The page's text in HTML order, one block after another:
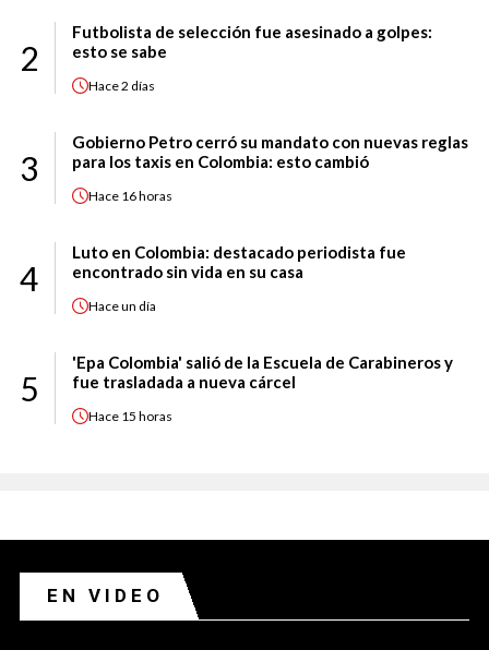
2
Futbolista de selección fue asesinado a golpes:
esto se sabe
Hace2 días
3
Gobierno Petro cerró su mandato con nuevas reglas
para los taxis en Colombia: esto cambió
Hace 16 horas
4
Luto en Colombia: destacado periodista fue
encontrado sin vida en su casa
Haceun día
5
'Epa Colombia' salió de la Escuela de Carabineros y
fue trasladada a nueva cárcel
Hace 15 horas
EN VIDEO